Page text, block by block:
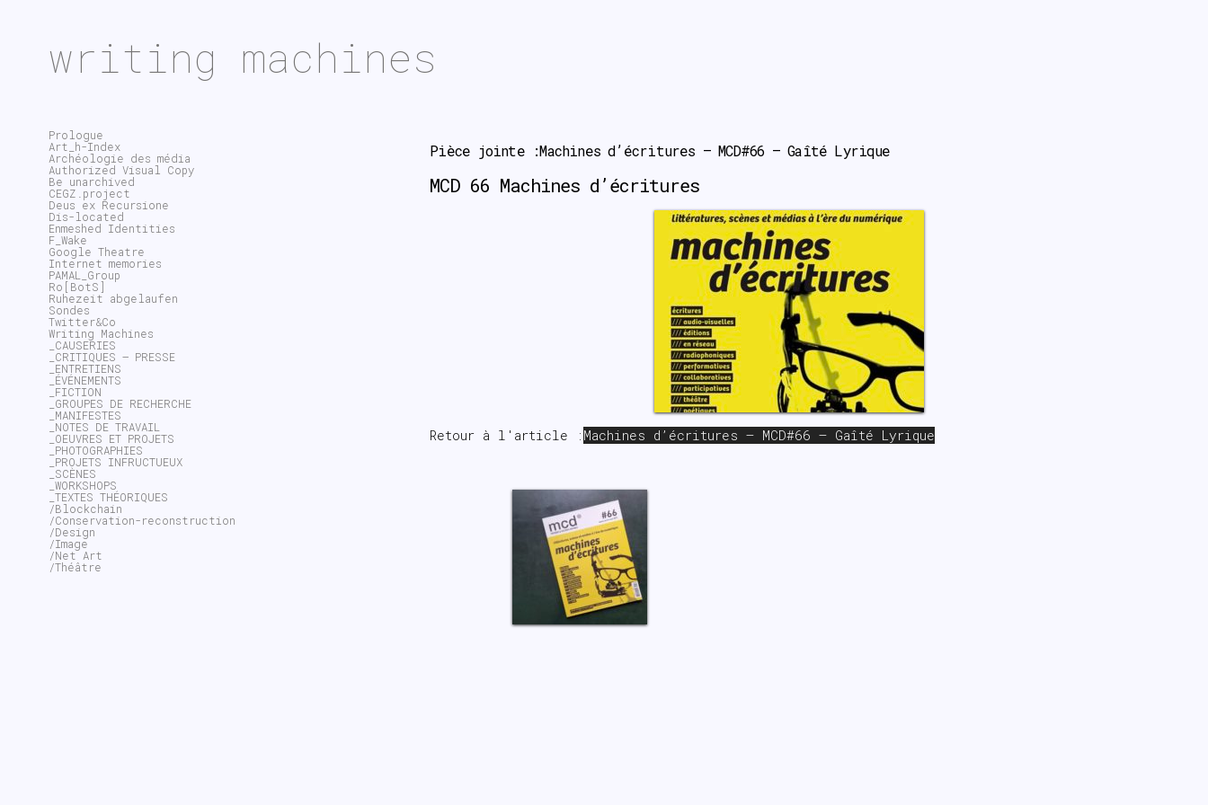
writing machines
Pièce jointe :Machines d’écritures – MCD#66 – Gaîté Lyrique
MCD 66 Machines d’écritures
Retour à l'article : Machines d’écritures – MCD#66 – Gaîté Lyrique
Prologue
Art_h-Index
Archéologie des média
Authorized Visual Copy
Be unarchived
CEGZ.project
Deus ex Recursione
Dis-located
Enmeshed Identities
F_Wake
Google Theatre
Internet memories
PAMAL_Group
Ro[BotS]
Ruhezeit abgelaufen
Sondes
Twitter&Co
Writing Machines
_CAUSERIES
_CRITIQUES – PRESSE
_ENTRETIENS
_ÉVÉNEMENTS
_FICTION
_GROUPES DE RECHERCHE
_MANIFESTES
_NOTES DE TRAVAIL
_OEUVRES ET PROJETS
_PHOTOGRAPHIES
_PROJETS INFRUCTUEUX
_SCÈNES
_WORKSHOPS
_TEXTES THÉORIQUES
/Blockchain
/Conservation-reconstruction
/Design
/Image
/Net Art
/Théâtre